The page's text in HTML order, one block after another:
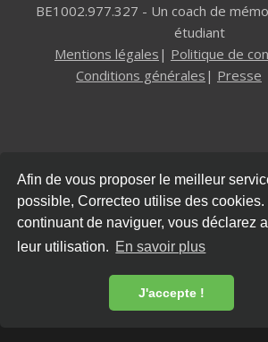
Afin de vous proposer le meilleur
possible, Correcteo utilise des cookies.
continuant de naviguer, vous déclarez
leur utilisation. En savoir plus
J'accepte !
BE1002.977.327 - Un coach de
étudiant
Mentions légales | Politique de
Conditions générales | Presse